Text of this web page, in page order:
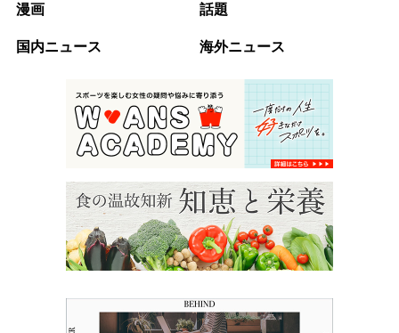
漫画 話題
国内ニュース 海外ニュース